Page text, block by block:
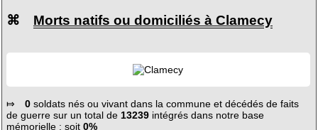
⌘ Morts natifs ou domiciliés à Clamecy
⤇ 0soldats nés ou vivant dans la commune et décédés de faits
de guerre sur un total de 13239intégrés dans notre base
mémorielle ; soit 0%